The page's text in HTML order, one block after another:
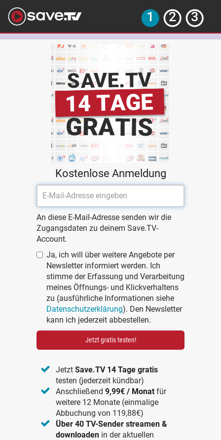
Kostenlose Anmeldung
An diese E-Mail-Adresse senden wir die
Zugangsdaten zu deinem Save.TV-
Account.
Ja, ich will über weitere Angebote per
Newsletter informiert werden. Ich
stimme der Erfassung und Verarbeitung
meines Öffnungs- und Klickverhaltens
zu (ausführliche Informationen siehe
Datenschutzerklärung). Den Newsletter
kann ich jederzeit abbestellen.
Jetzt gratis testen!
JetztSave.TV 14 Tage gratis
testen (jederzeit kündbar)
Anschließend9,99€ / Monat für
weitere 12 Monate (einmalige
Abbuchung von 119,88€)
Über 40 TV-Sender streamen &
downloaden in der aktuellen